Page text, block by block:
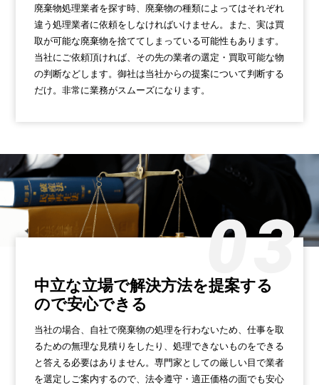
廃棄物処理業者を探す時、廃棄物の種類によってはそれぞれ
違う処理業者に依頼をしなければいけません。また、実は買
取が可能な廃棄物を捨ててしまっている可能性もあります。
当社にご依頼頂ければ、その先の業者の選定・買取可能な物
の判断などします。御社は当社からの提案について判断する
だけ。非常に業務がスムーズになります。
中立な立場で解決方法を提案する
ので安心できる
当社の場合、自社で廃棄物の処理を行わないため、仕事を取
るための無理な見積りをしたり、処理できないものをできる
と答える必要はありません。専門家としての厳しい目で業者
を選定しご案内するので、法令遵守・適正価格の面でも安心